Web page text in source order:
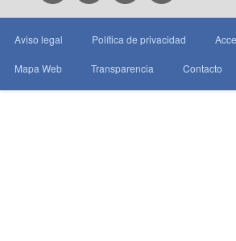
Aviso legal Política de privacidad
Mapa Web Transparencia Contacto